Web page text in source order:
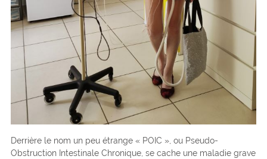
Derrière le nom un peu étrange « POIC », ou Pseudo-
Obstruction Intestinale Chronique, se cache une maladie grave